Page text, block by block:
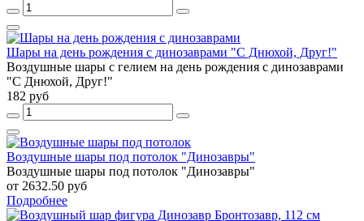
Шары на день рождения с динозаврами "С Днюхой, Друг!"
Воздушные шары с гелием на день рождения с динозаврами
"С Днюхой, Друг!"
182 руб
Воздушные шары под потолок "Динозавры"
Воздушные шары под потолок "Динозавры"
от 2632.50 руб
Подробнее